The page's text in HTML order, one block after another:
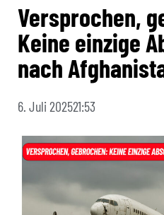
Versprochen,
Keine einzige
nach
6. Juli 202521:53